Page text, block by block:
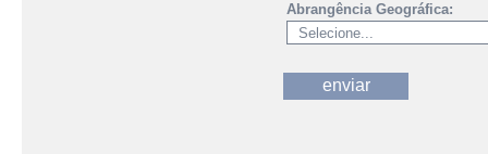
Abrangência Geográfica: